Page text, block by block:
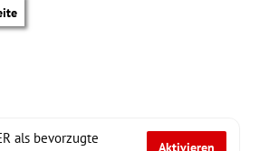
als bevorzugte
Aktivieren